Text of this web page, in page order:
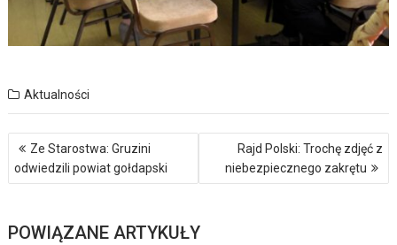
Aktualności
Nawigacja
wpisu
Ze Starostwa: Gruzini
odwiedzili powiat gołdapski
Rajd Polski: Trochę zdjęć z
niebezpiecznego zakrętu
POWIĄZANE ARTYKUŁY